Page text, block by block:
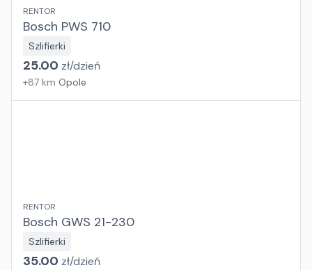
RENTOR
Bosch PWS 710
Szlifierki
25.00 zł/dzień
+87 km Opole
RENTOR
Bosch GWS 21-230
Szlifierki
35.00 zł/dzień